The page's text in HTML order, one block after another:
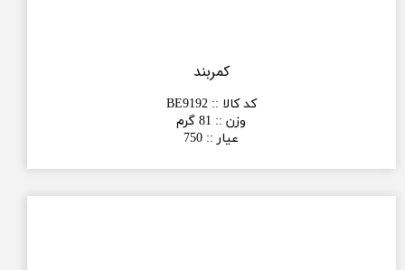
کمربند
کد کالا ::
BE9192
وزن :: 81 گرم
عیار ::
750